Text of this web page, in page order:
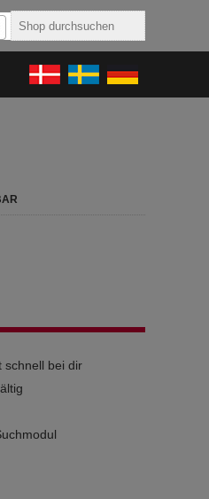
schnell bei dir